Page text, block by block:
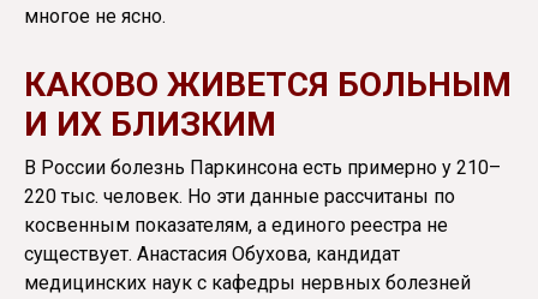
многое не ясно.
КАКОВО ЖИВЕТСЯ БОЛЬНЫМ
И ИХ БЛИЗКИМ
В России болезнь Паркинсона есть примерно у 210–
220 тыс. человек. Но эти данные рассчитаны по
косвенным показателям, а единого реестра не
существует. Анастасия Обухова, кандидат
медицинских наук с кафедры нервных болезней